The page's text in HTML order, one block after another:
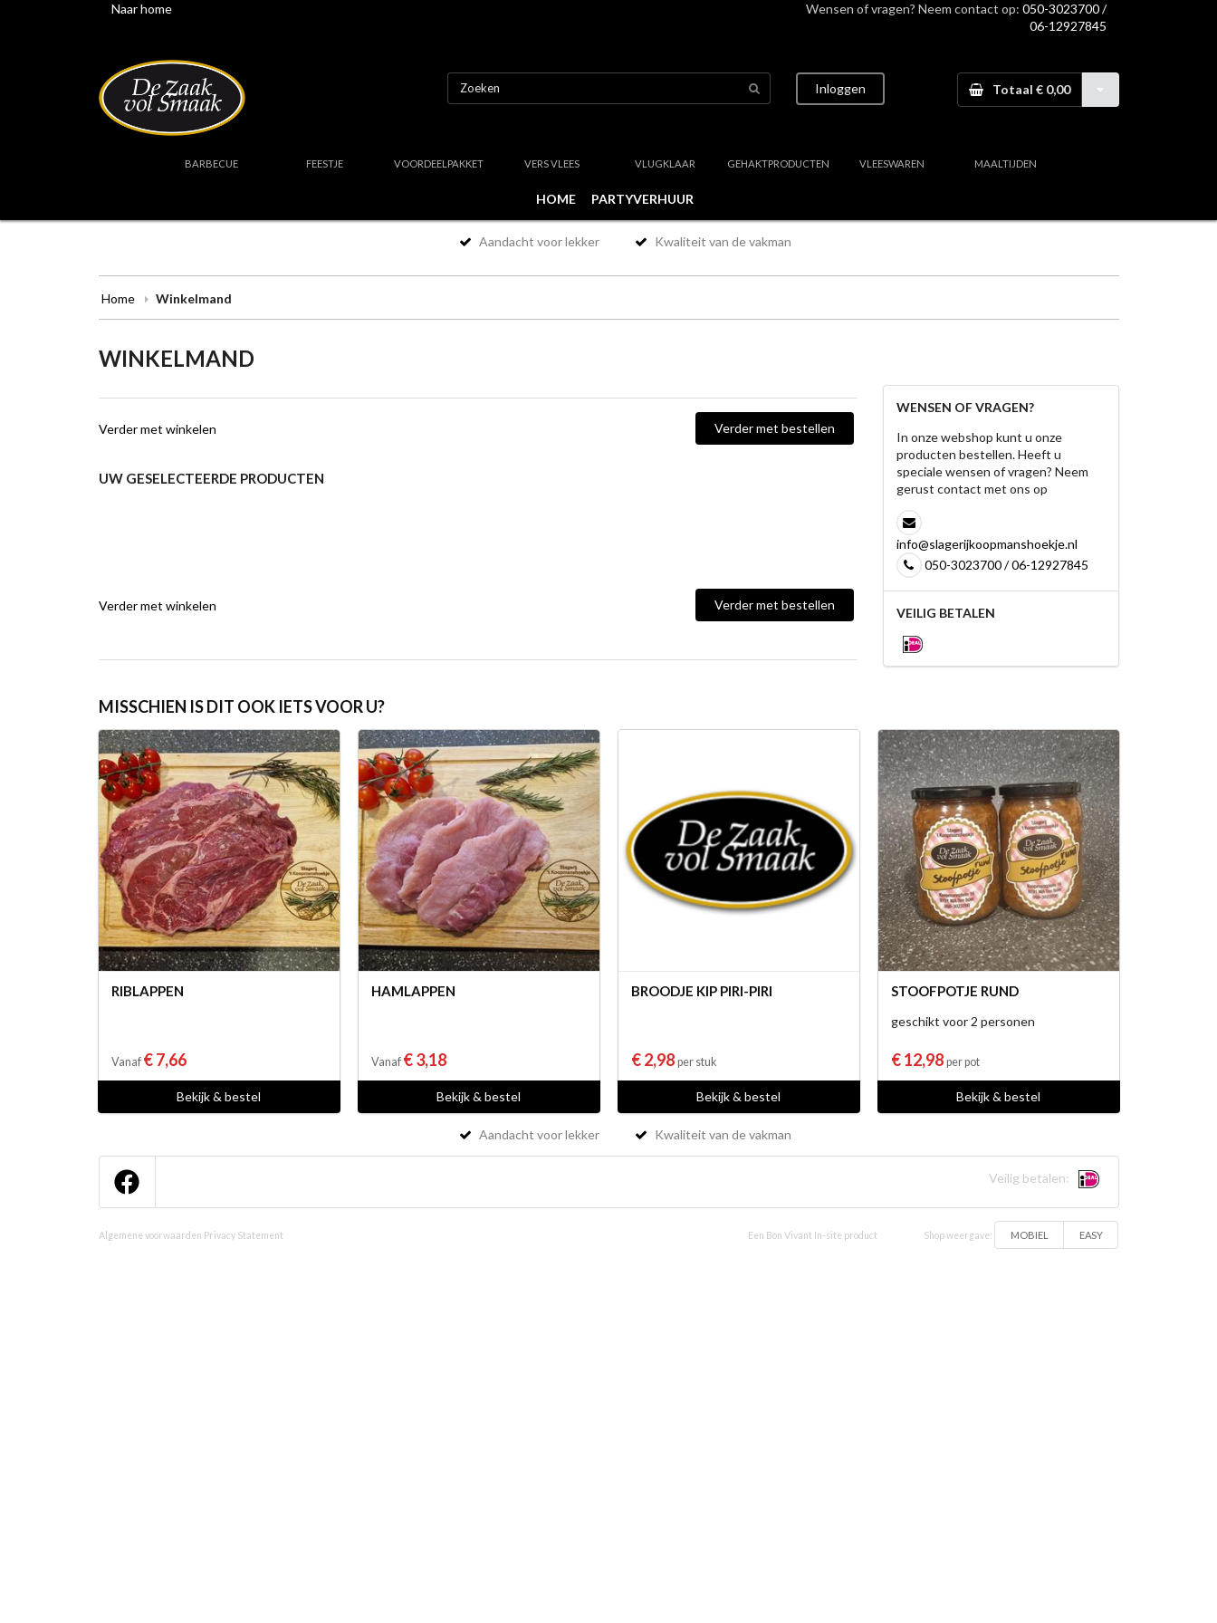
Naar home Wensen of vragen? Neem contact op: 050-3023700 /
06-12927845
Inloggen Totaal € 0,00
BARBECUE FEESTJE VOORDEELPAKKET VERS VLEES VLUGKLAAR GEHAKTPRODUCTEN VLEESWAREN MAALTIJDEN
HOME PARTYVERHUUR
Aandacht voor lekker Kwaliteit van de vakman
Home Winkelmand
WINKELMAND
Verder met winkelen Verder met bestellen
UW GESELECTEERDE PRODUCTEN
Verder met winkelen Verder met bestellen
WENSEN OF VRAGEN?
In onze webshop kunt u onze
producten bestellen. Heeft u
speciale wensen of vragen? Neem
gerust contact met ons op
info@slagerijkoopmanshoekje.nl
050-3023700 / 06-12927845
VEILIG BETALEN
MISSCHIEN IS DIT OOK IETS VOOR U?
RIBLAPPEN
Vanaf € 7,66
Bekijk & bestel
HAMLAPPEN
Vanaf € 3,18
Bekijk & bestel
BROODJE KIP PIRI-PIRI
€ 2,98 per stuk
Bekijk & bestel
STOOFPOTJE RUND
geschikt voor 2 personen
€ 12,98 per pot
Bekijk & bestel
Aandacht voor lekker Kwaliteit van de vakman
Veilig betalen:
Algemene voorwaarden Privacy Statement Een Bon Vivant In-site product Shop weergave: MOBIEL EASY